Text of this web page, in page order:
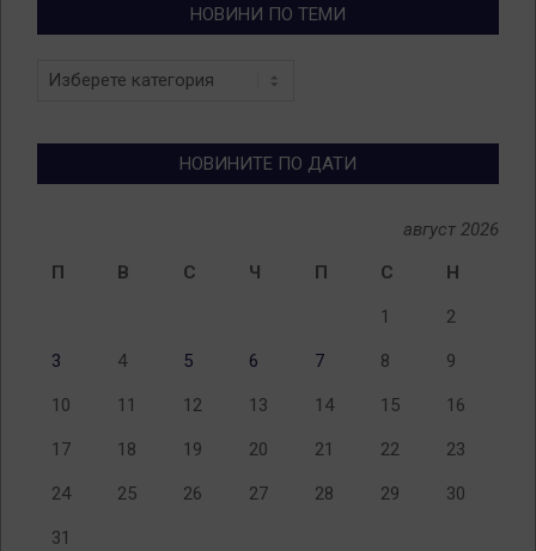
НОВИНИ ПО ТЕМИ
Новини
НОВИНИТЕ ПО ДАТИ
август 2026
П
В С Ч П С Н
1 2
3 4 5 6 7 8 9
10 11 12 13 14 15 16
17 18 19 20 21 22 23
24 25 26 27 28 29 30
31